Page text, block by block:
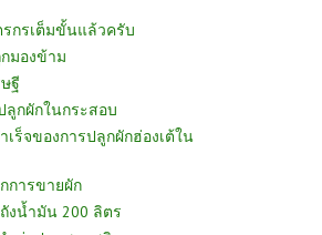
รกรเต็มขั้นแล้วครับ
มองข้าม
ฐี
ลูกผักในกระสอบ
ร็จของการปลูกผักฮ่องเต้ใน
การขายผัก
งน้ำมัน 200 ลิตร